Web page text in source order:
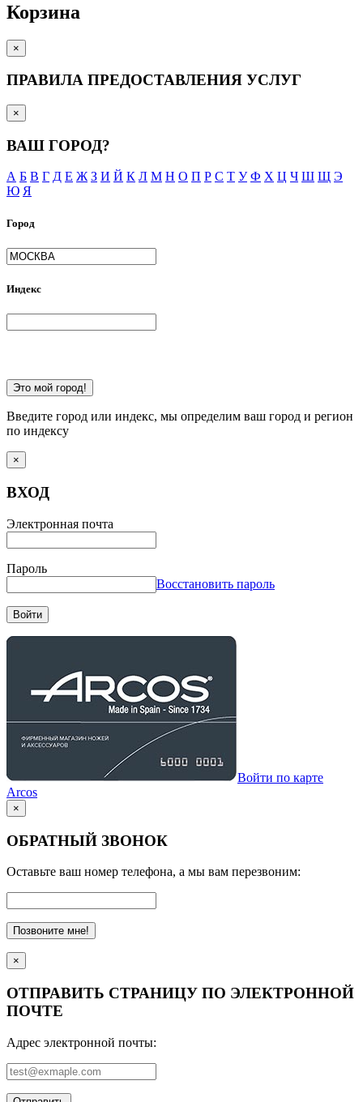
Корзина
×
ПРАВИЛА ПРЕДОСТАВЛЕНИЯ УСЛУГ
×
ВАШ ГОРОД?
А Б В Г Д Е Ж З И Й К Л М Н О П Р С Т У Ф Х Ц Ч Ш Щ Э
Ю Я
Город
Индекс
Это мой город!
Введите город или индекс, мы определим ваш город и регион
по индексу
×
ВХОД
Электронная почта
Пароль
Восстановить пароль
Войти
Войти по карте
Arcos
×
ОБРАТНЫЙ ЗВОНОК
Оставьте ваш номер телефона, а мы вам перезвоним:
Позвоните мне!
×
ОТПРАВИТЬ СТРАНИЦУ ПО ЭЛЕКТРОННОЙ
ПОЧТЕ
Адрес электронной почты: